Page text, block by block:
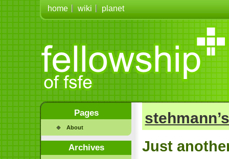
home wiki planet
Pages
About
Archives Just